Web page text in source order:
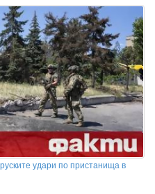
удари по пристанища в